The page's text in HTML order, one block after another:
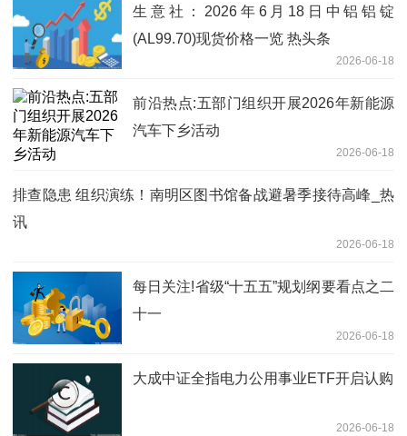
生意社：2026年6月18日中铝铝锭
(AL99.70)现货价格一览 热头条
2026-06-18
前沿热点:五部门组织开展2026年新能源
汽车下乡活动
2026-06-18
排查隐患 组织演练！南明区图书馆备战避暑季接待高峰_热
讯
2026-06-18
每日关注!省级“十五五”规划纲要看点之二
十一
2026-06-18
大成中证全指电力公用事业ETF开启认购
2026-06-18